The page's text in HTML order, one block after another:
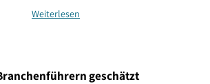
Weiterlesen
geschätzt